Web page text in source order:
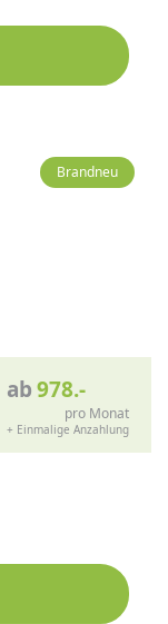
Brandneu
ab978.-
pro Monat
+ Einmalige Anzahlung